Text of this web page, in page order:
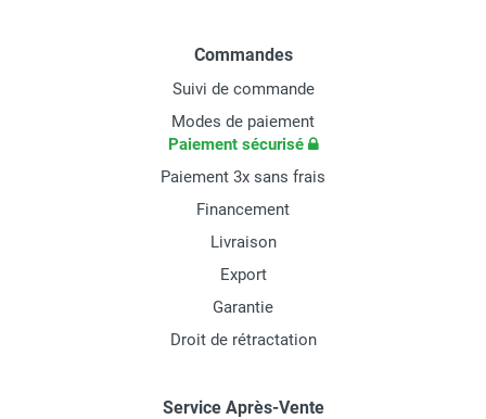
Commandes
Suivi de commande
Modes de paiement
Paiement sécurisé
Paiement 3x sans frais
Financement
Livraison
Export
Garantie
Droit de rétractation
Service Après-Vente